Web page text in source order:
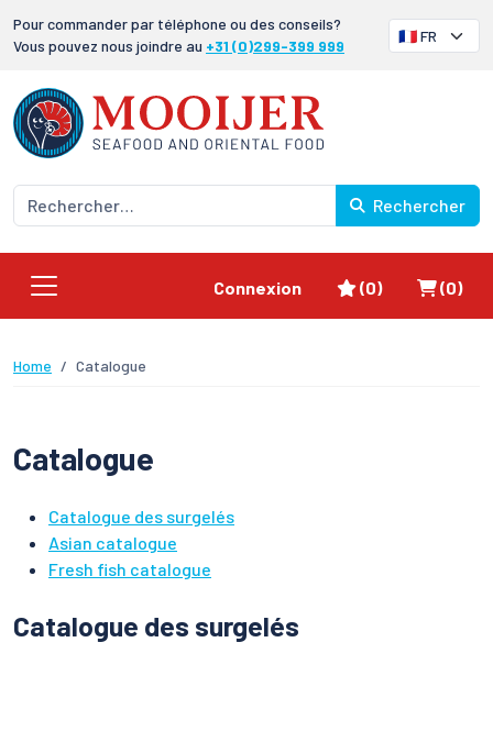
Pour commander par téléphone ou des conseils?
Vous pouvez nous joindre au +31 (0)299-399 999
Rechercher
Connexion Favoris
(0) Panier
(0)
Home Catalogue
Catalogue
Catalogue des surgelés
Asian catalogue
Fresh fish catalogue
Catalogue des surgelés